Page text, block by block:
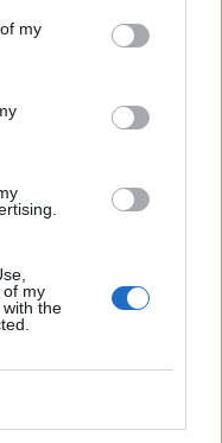
my
of my
the
nu și-
A